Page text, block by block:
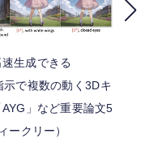
生成できる
示で複数の動く3Dキ
」など重要論文5
ークリー）